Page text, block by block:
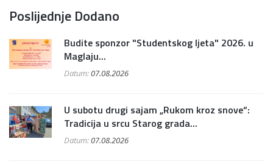
Poslijednje Dodano
Budite sponzor "Studentskog ljeta" 2026. u
Maglaju...
Datum:07.08.2026
U subotu drugi sajam „Rukom kroz snove“:
Tradicija u srcu Starog grada...
Datum:07.08.2026